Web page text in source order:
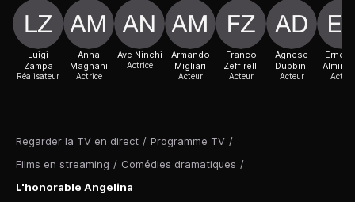
Regarder la TV en direct / Programme TV /
Films en streaming / Comédies dramatiques /
L'honorable Angelina
Luigi
Zampa
Réalisateur
Anna
Magnani
Actrice
Ave Ninchi
Actrice
Armando
Migliari
Acteur
Franco
Zeffirelli
Acteur
Agnese
Dubbini
Acteur Acteur